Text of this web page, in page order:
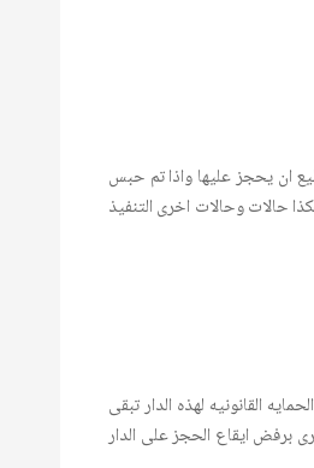
ان يحجز عليها واذا تم حبس
ان يوضع حل لمثل هكذا حالات وحالات اخرى التنفيذ
القانونيه لهذه الدار تبقى
برفض ايقاع الحجز على الدار